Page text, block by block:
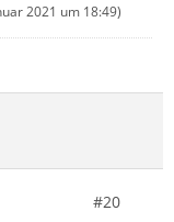
2021 um 18:49)
#20